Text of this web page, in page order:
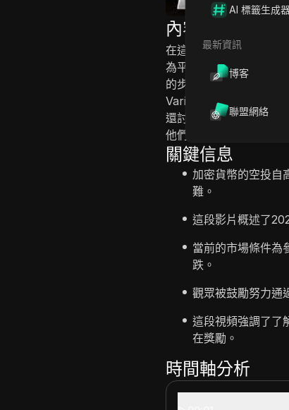
AI 標籤生成
最新資訊
博客
聯盟網絡
內容介紹
在這段視頻中，講者討
為平台的早期用戶而獲
的步驟，這些空投有可
Variational和
還討論了在交易中保持
他們強調參與者需要謹
關鍵信息
加密貨幣的空投自
難。
這段影片概述了
當前的市場條件為
跌。
觀眾被鼓勵努力通
這段視頻強調了了
在獎勵。
時間軸分析